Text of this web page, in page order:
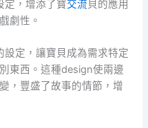
定，增添了寶交流貝的應用
劇性。
定，讓寶貝成為需求特定
東西。這種design使兩邊
，豐盛了故事的情節，增